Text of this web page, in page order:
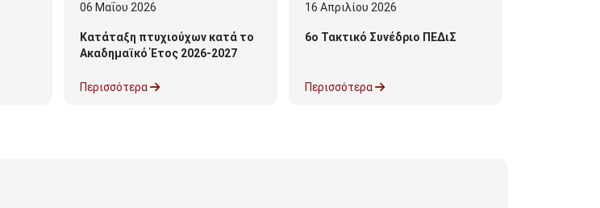
06 Μαΐου 2026
Κατάταξη πτυχιούχων κατά το
Ακαδημαϊκό Έτος 2026-2027
Περισσότερα
16 Απριλίου 2026
6ο Τακτικό Συνέδριο ΠΕΔιΣ
Περισσότερα